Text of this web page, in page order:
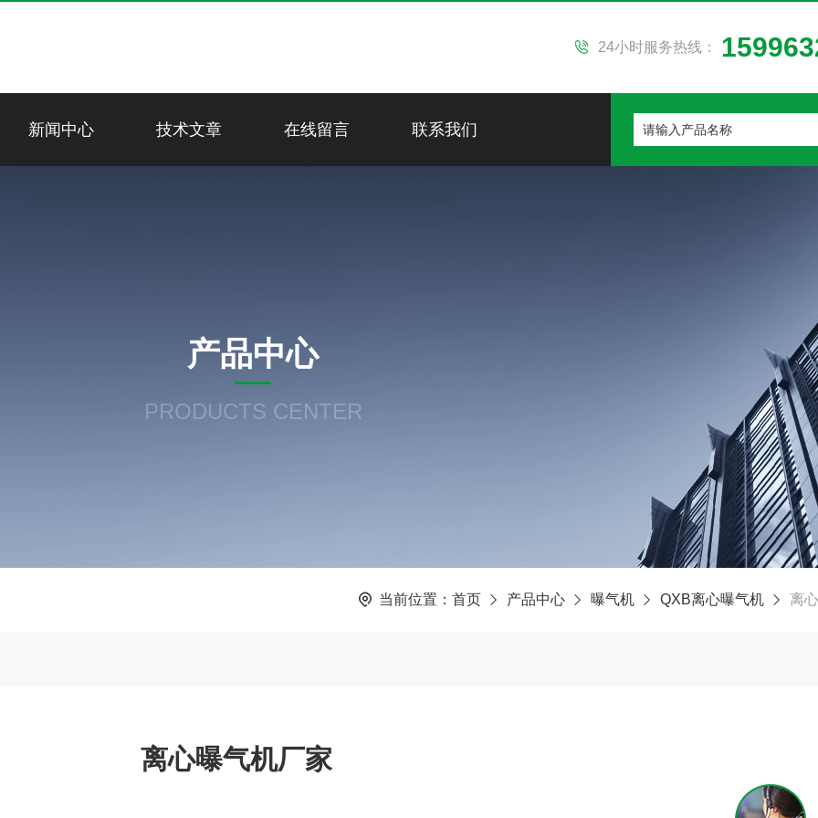
24小时服务热线：
新闻中心 技术文章 在线留言 联系我们
产品中心
PRODUCTS CENTER
当前位置： 首页 产品中心 曝气机 QXB离心曝气机 离
离心曝气机厂家